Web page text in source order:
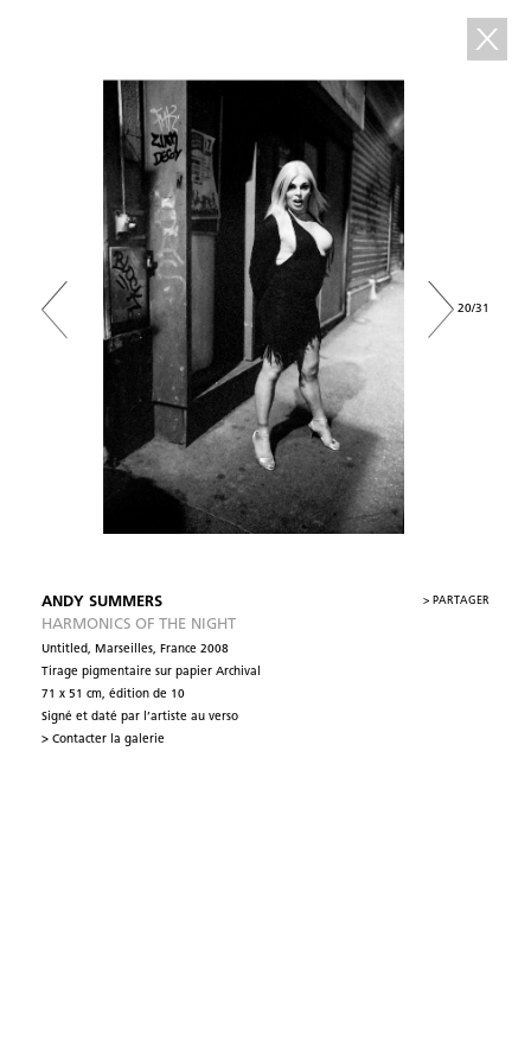
ANDY SUMMERS
HARMONICS OF THE NIGHT
Untitled, Marseilles, France 2008
Tirage pigmentaire sur papier Archival
71 x 51 cm, édition de 10
Signé et daté par l’artiste au verso
> Contacter la galerie
> PARTAGER
20/31